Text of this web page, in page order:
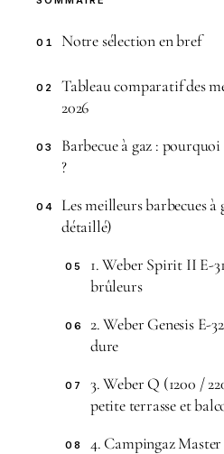
01 Notre sélection en bref
02
Tableau comparatif des
2026
03
Barbecue à gaz :
?
04
Les meilleurs barbecues à
détaillé)
05
1. Weber Spirit II E-
brûleurs
06
2. Weber Genesis E-
dure
07
3. Weber Q (1200 /
petite terrasse et
08
4. Campingaz